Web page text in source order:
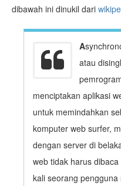
dibawah ini dinukil dari
A
atau
menciptakan aplikasi
untuk memindahkan
komputer web surfer,
dengan server di
web tidak harus
kali seorang